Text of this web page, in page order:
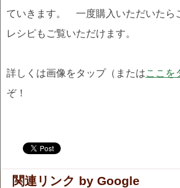
ていきます。 一度購入いただいたら
レシピもご覧いただけます。
詳しくは画像をタップ（またはここを
ぞ！
関連リンク by Google